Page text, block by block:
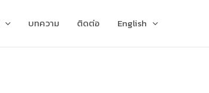
บทความ ติดต่อ English